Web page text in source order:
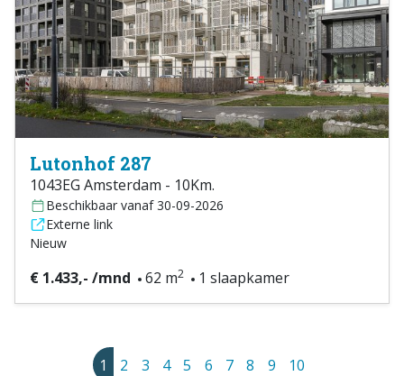
Lutonhof 287
1043EG Amsterdam - 10Km.
Beschikbaar vanaf 30-09-2026
Externe link
Nieuw
€ 1.433,- /mnd 62 m2 1 slaapkamer
1 2 3 4 5 6 7 8 9 10